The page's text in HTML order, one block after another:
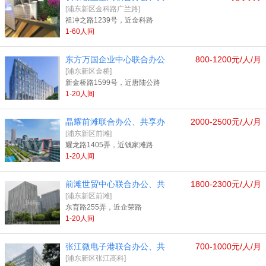
[浦东新区金科路广兰路]
祖冲之路1239号，近金科路
1-60人间
800-1200元/人/月
东方万国企业中心联合办公
[浦东新区金桥]
新金桥路1599号，近唐陆公路
1-20人间
2000-2500元/人/月
晶耀前滩联合办公、共享办
[浦东新区前滩]
耀龙路1405弄，近钱家滩路
1-20人间
1800-2300元/人/月
前滩世贸中心联合办公、共
[浦东新区前滩]
东育路255弄，近企荣路
1-20人间
700-1000元/人/月
张江微电子港联合办公、共
[浦东新区张江高科]